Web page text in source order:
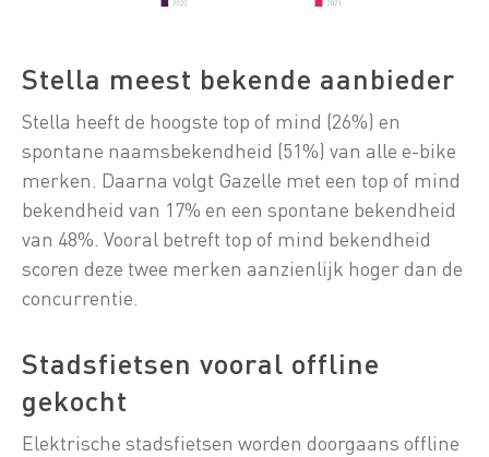
Stella meest bekende aanbieder
Stella heeft de hoogste top of mind (26%) en
spontane naamsbekendheid (51%) van alle e-bike
merken. Daarna volgt Gazelle met een top of mind
bekendheid van 17% en een spontane bekendheid
van 48%. Vooral betreft top of mind bekendheid
scoren deze twee merken aanzienlijk hoger dan de
concurrentie.
Stadsfietsen vooral offline
gekocht
Elektrische stadsfietsen worden doorgaans offline